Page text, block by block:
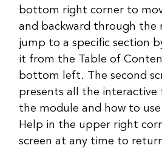
bottom right corner to
and backward through the
jump to a specific section
it from the Table of
bottom left. The second
presents all the interactive
the module and how to
Help in the upper right
screen at any time to